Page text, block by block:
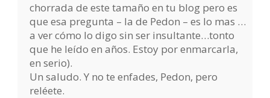
chorrada de este tamaño en tu blog pero es
que esa pregunta – la de Pedon – es lo mas …
a ver cómo lo digo sin ser insultante…tonto
que he leído en años. Estoy por enmarcarla,
en serio).
Un saludo. Y no te enfades, Pedon, pero
reléete.